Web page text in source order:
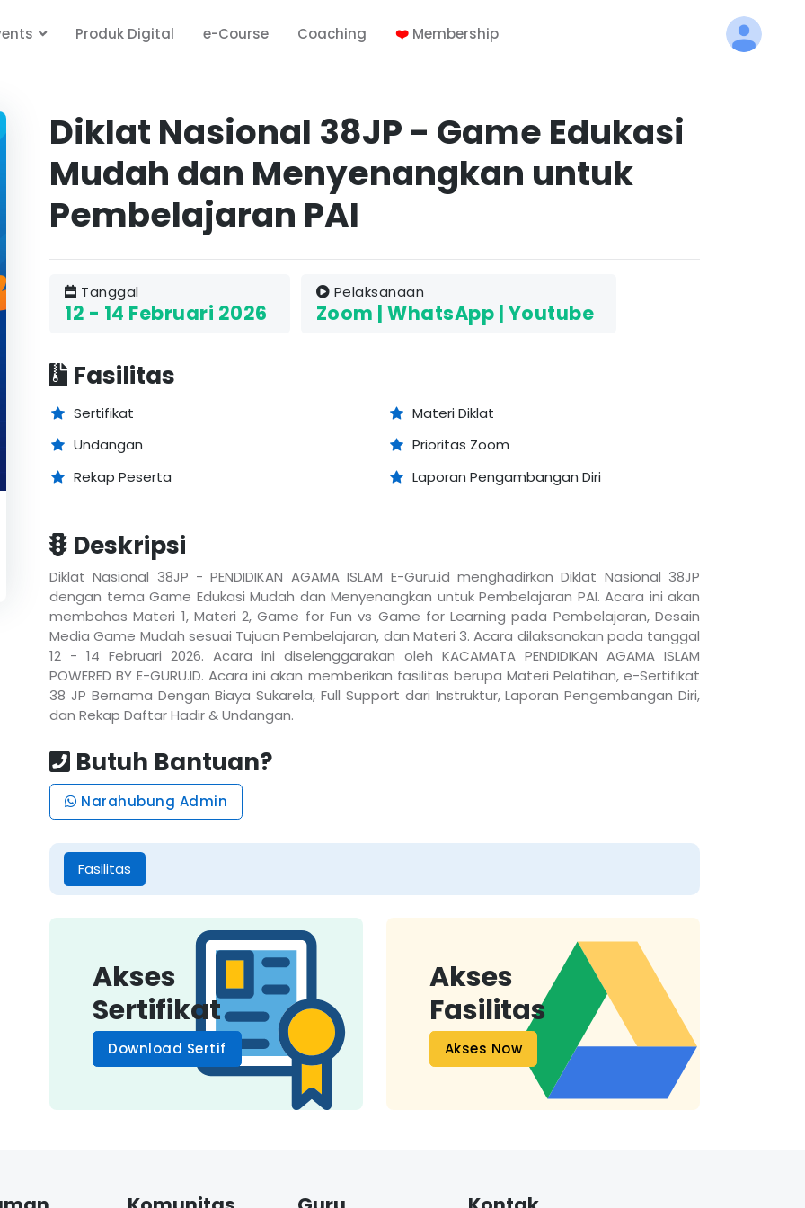
Produk Digital e-Course Coaching ❤️Membership
Diklat Nasional 38JP - Game Edukasi
Mudah dan Menyenangkan untuk
Pembelajaran PAI
Tanggal
12 - 14 Februari 2026
Pelaksanaan
Zoom | WhatsApp | Youtube
Fasilitas
Sertifikat
Undangan
Rekap Peserta
Materi Diklat
Prioritas Zoom
Laporan Pengambangan Diri
Deskripsi
Diklat Nasional 38JP - PENDIDIKAN AGAMA ISLAM E-Guru.id menghadirkan Diklat Nasional 38JP
dengan tema Game Edukasi Mudah dan Menyenangkan untuk Pembelajaran PAI. Acara ini akan
membahas Materi 1, Materi 2, Game for Fun vs Game for Learning pada Pembelajaran, Desain
Media Game Mudah sesuai Tujuan Pembelajaran, dan Materi 3. Acara dilaksanakan pada tanggal
12 - 14 Februari 2026. Acara ini diselenggarakan oleh KACAMATA PENDIDIKAN AGAMA ISLAM
POWERED BY E-GURU.ID. Acara ini akan memberikan fasilitas berupa Materi Pelatihan, e-Sertifikat
38 JP Bernama Dengan Biaya Sukarela, Full Support dari Instruktur, Laporan Pengembangan Diri,
dan Rekap Daftar Hadir & Undangan.
Butuh Bantuan?
Narahubung Admin
Fasilitas
Akses
Sertifikat
Download Sertif
Akses
Fasilitas
Akses Now